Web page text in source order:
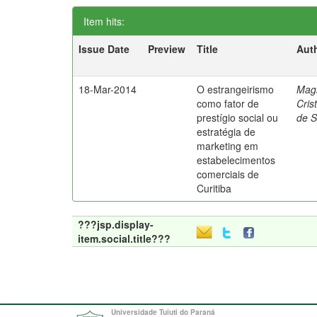
Item hits:
Issue Date
Preview Title
18-Mar-2014
O estrangeirismo
como fator de
prestígio social ou
estratégia de
marketing em
estabelecimentos
comerciais de
Curitiba
de
???jsp.display-
item.social.title???
Universidade Tuiuti do Paraná